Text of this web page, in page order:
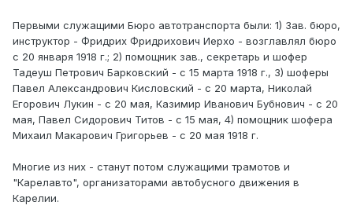
Первыми служащими Бюро автотранспорта были: 1) Зав. бюро,
инструктор - Фридрих Фридрихович Иерхо - возглавлял бюро
с 20 января 1918 г.; 2) помощник зав., секретарь и шофер
Тадеуш Петрович Барковский - с 15 марта 1918 г., 3) шоферы
Павел Александрович Кисловский - с 20 марта, Николай
Егорович Лукин - с 20 мая, Казимир Иванович Бубнович - с 20
мая, Павел Сидорович Титов - с 15 мая, 4) помощник шофера
Михаил Макарович Григорьев - с 20 мая 1918 г.
Многие из них - станут потом служащими трамотов и
"Карелавто", организаторами автобусного движения в
Карелии.